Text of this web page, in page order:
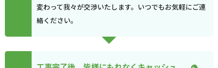
変わって我々が交渉いたします。いつでもお気軽にご連
絡ください。